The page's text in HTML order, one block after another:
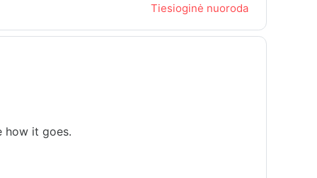
Tiesioginė nuoroda
how it goes.